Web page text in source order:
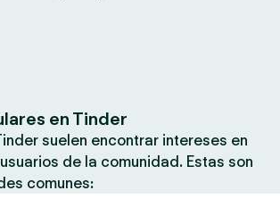
en Tinder
suelen encontrar intereses en
de la comunidad. Estas son
comunes: